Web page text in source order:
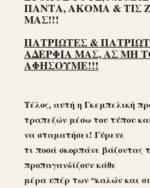
ΠΑΝΤΑ, ΑΚΟΜΑ & ΤΙΣ
ΜΑΣ!!!
ΠΑΤΡΙΩΤΕΣ &
ΑΔΕΡΦΙΑ ΜΑΣ, ΑΣ ΜΗ
ΑΦΗΣΟΥΜΕ!!!
Τέλος, αυτή η Γκεμπελική
τραπεζών μέσω του τύπου
να σταματήσει! Γύρευε
τι ποσά σκορπάνε βάζοντας
προπαγανδίζουν κάθε
μέρα υπέρ των “καλών και